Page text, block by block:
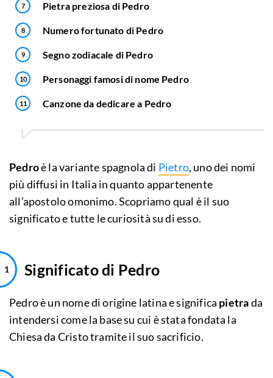
Pietra preziosa di Pedro
Numero fortunato di Pedro
Segno zodiacale di Pedro
Personaggi famosi di nome Pedro
Canzone da dedicare a Pedro
Pedroè la variante spagnola di Pietro, uno dei nomi
più diffusi in Italia in quanto appartenente
all’apostolo omonimo. Scopriamo qual è il suo
significato e tutte le curiosità su di esso.
Significato di Pedro
Pedro è un nome di origine latina e significa pietrada
intendersi come la base su cui è stata fondata la
Chiesa da Cristo tramite il suo sacrificio.